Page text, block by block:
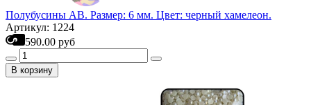
Полубусины АВ. Размер: 6 мм. Цвет: черный хамелеон.
Артикул: 1224
590.00 руб
В корзину